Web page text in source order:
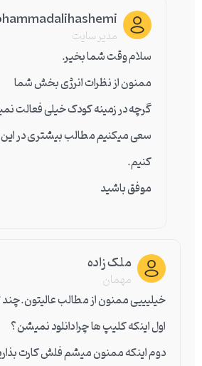
مدیر سایت
سلام وقت شما بخیر.
ممنون از نظرات انرژی بخش شما
گرچه در زمینه کودک خیلی فعالت
سعی میکنیم مطالب بیشتری در این
کنیم.
موفق باشید
ملک زاده
مهمان
خیلیییی ممنون از مطالب عالیتون.چند
اول اینکه کلیپ ها چرا دانلود نمیشن؟
دوم اینکه ممنون میشم فلش کارت